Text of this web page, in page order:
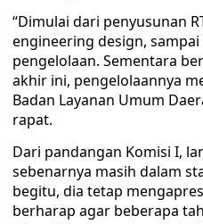
“Dimulai dari penyusunan
engineering design,
pengelolaan. Sementara
akhir ini, pengelolaannya
Badan Layanan Umum
rapat.
Dari pandangan Komisi I,
sebenarnya masih dalam
begitu, dia tetap
berharap agar beberapa